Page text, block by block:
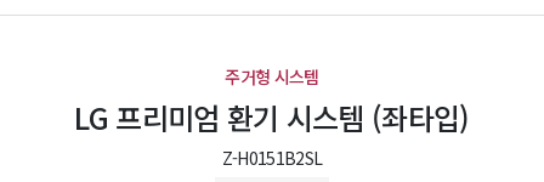
주거형 시스템
LG 프리미엄 환기 시스템 (좌타입)
Z-H0151B2SL